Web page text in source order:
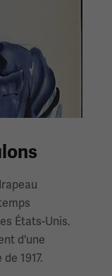
États-Unis.
d'une
1917.